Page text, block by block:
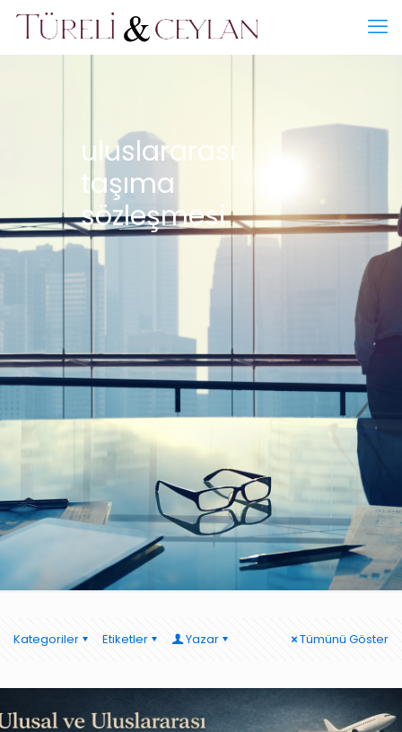
uluslararası
taşıma
sözleşmesi
Kategoriler Etiketler Yazar Tümünü Göster